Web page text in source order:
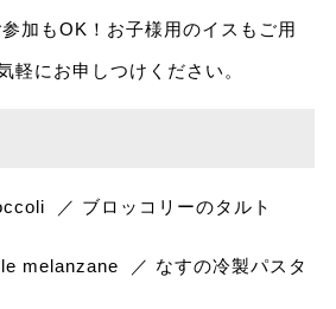
加もOK！お子様用のイスもご用
軽にお申しつけください。
／ ブロッコリーのタルト
melanzane ／ なすの冷製パスタ